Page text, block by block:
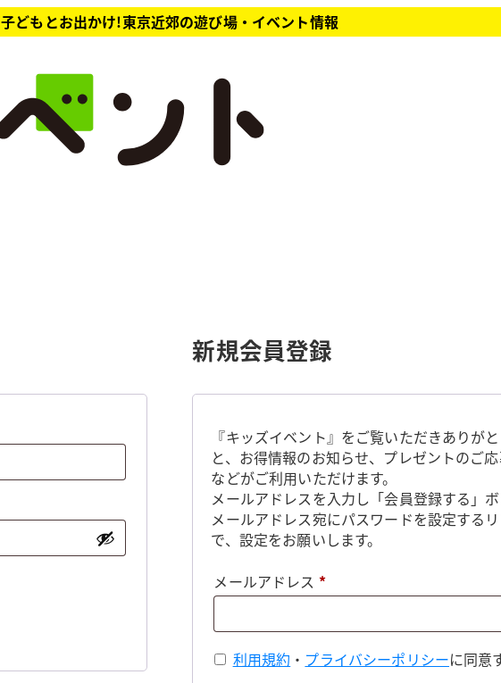
子どもとお出かけ!東京近郊の遊び場・イベント情報
新規会員登録
『キッズイベント』をご覧いただきありが
と、お得情報のお知らせ、プレゼントのご
などがご利用いただけます。
メールアドレスを入力し「会員登録する」
メールアドレス宛にパスワードを設定する
で、設定をお願いします。
メールアドレス *必
利用規約 ・ プライバシーポリシーに同意